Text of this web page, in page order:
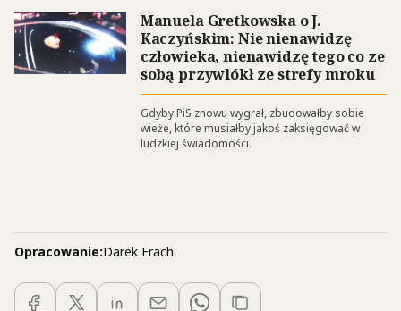
Manuela Gretkowska o J.
Kaczyńskim: Nie nienawidzę
człowieka, nienawidzę tego co ze
sobą przywlókł ze strefy mroku
Gdyby PiS znowu wygrał, zbudowałby sobie
wieże, które musiałby jakoś zaksięgować w
ludzkiej świadomości.
Opracowanie:Darek Frach